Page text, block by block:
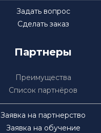
Задать вопрос
Сделать заказ
Партнеры
Преимущества
Список партнёров
Заявка на партнерство
Заявка на обучение